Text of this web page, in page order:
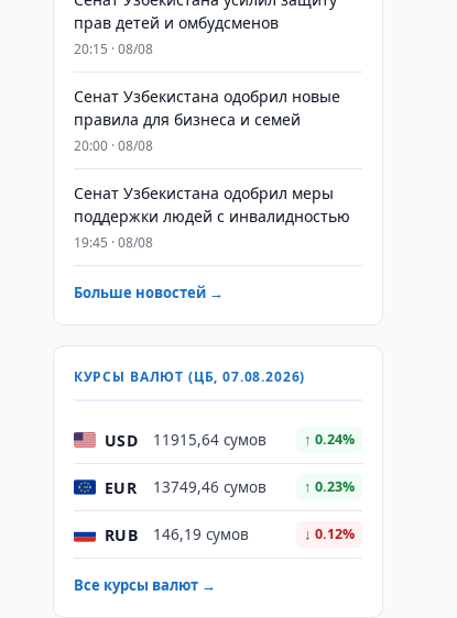
прав детей и омбудсменов
20:15 · 08/08
Сенат Узбекистана одобрил новые
правила для бизнеса и семей
20:00 · 08/08
Сенат Узбекистана одобрил меры
поддержки людей с инвалидностью
19:45 · 08/08
Больше новостей →
КУРСЫ ВАЛЮТ (ЦБ, 07.08.2026)
USD 11915,64 сумов ↑ 0.24%
EUR 13749,46 сумов ↑ 0.23%
RUB 146,19 сумов ↓ 0.12%
Все курсы валют →